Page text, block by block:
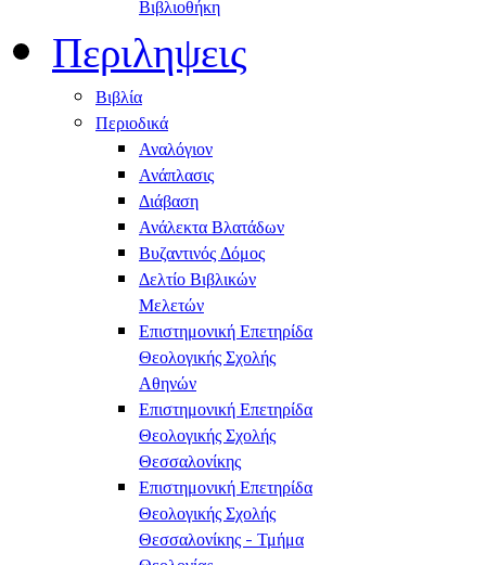
Βιβλιοθήκη
Περιληψεις
Βιβλία
Περιοδικά
Αναλόγιον
Ανάπλασις
Διάβαση
Ανάλεκτα Βλατάδων
Βυζαντινός Δόμος
Δελτίο Βιβλικών
Μελετών
Επιστημονική Επετηρίδα
Θεολογικής Σχολής
Αθηνών
Επιστημονική Επετηρίδα
Θεολογικής Σχολής
Θεσσαλονίκης
Επιστημονική Επετηρίδα
Θεολογικής Σχολής
Θεσσαλονίκης - Τμήμα